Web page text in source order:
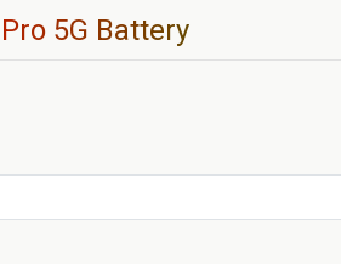
5G Battery